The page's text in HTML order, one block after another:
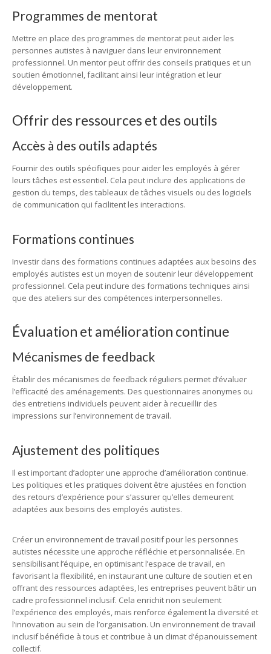
Programmes de mentorat
Mettre en place des programmes de mentorat peut aider les
personnes autistes à naviguer dans leur environnement
professionnel. Un mentor peut offrir des conseils pratiques et un
soutien émotionnel, facilitant ainsi leur intégration et leur
développement.
Offrir des ressources et des outils
Accès à des outils adaptés
Fournir des outils spécifiques pour aider les employés à gérer
leurs tâches est essentiel. Cela peut inclure des applications de
gestion du temps, des tableaux de tâches visuels ou des logiciels
de communication qui facilitent les interactions.
Formations continues
Investir dans des formations continues adaptées aux besoins des
employés autistes est un moyen de soutenir leur développement
professionnel. Cela peut inclure des formations techniques ainsi
que des ateliers sur des compétences interpersonnelles.
Évaluation et amélioration continue
Mécanismes de feedback
Établir des mécanismes de feedback réguliers permet d’évaluer
l’efficacité des aménagements. Des questionnaires anonymes ou
des entretiens individuels peuvent aider à recueillir des
impressions sur l’environnement de travail.
Ajustement des politiques
Il est important d’adopter une approche d’amélioration continue.
Les politiques et les pratiques doivent être ajustées en fonction
des retours d’expérience pour s’assurer qu’elles demeurent
adaptées aux besoins des employés autistes.
Créer un environnement de travail positif pour les personnes
autistes nécessite une approche réfléchie et personnalisée. En
sensibilisant l’équipe, en optimisant l’espace de travail, en
favorisant la flexibilité, en instaurant une culture de soutien et en
offrant des ressources adaptées, les entreprises peuvent bâtir un
cadre professionnel inclusif. Cela enrichit non seulement
l’expérience des employés, mais renforce également la diversité et
l’innovation au sein de l’organisation. Un environnement de travail
inclusif bénéficie à tous et contribue à un climat d’épanouissement
collectif.